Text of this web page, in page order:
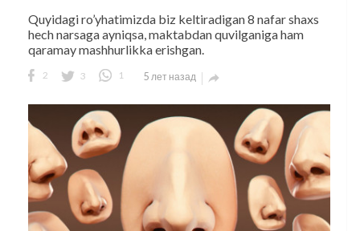
Quyidagi ro’yhatimizda biz keltiradigan 8 nafar shaxs
hech narsaga ayniqsa, maktabdan quvilganiga ham
qaramay mashhurlikka erishgan.
2 3 1 5 лет назад 